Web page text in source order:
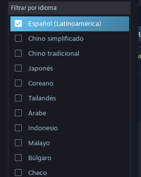
Soporte
Cambiar idioma
Obtener la aplicación de Steam Mobile
Ver versión clásica
Filtrar por idioma
Español (Latinoamérica)
Chino simplificado
Chino tradicional
Japonés
Coreano
Tailandés
Árabe
Indonesio
Malayo
Búlgaro
Checo
Ordenar por Relevancia
2 resultado(s) coinciden con la búsqueda. Se
títulos según tus preferencias.